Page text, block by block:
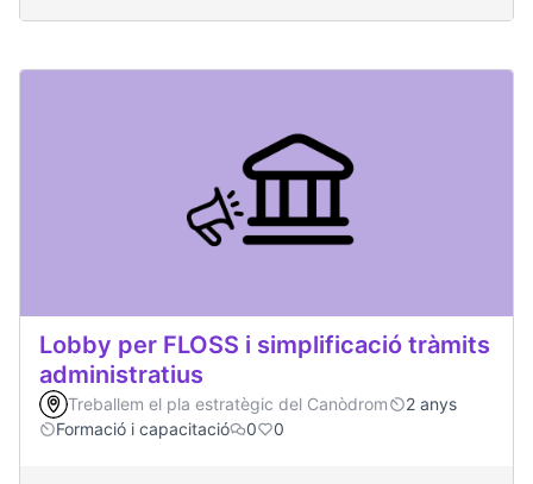
Lobby per FLOSS i simplificació tràmits
administratius
Treballem el pla estratègic del Canòdrom
2 anys
Formació i capacitació
0 0